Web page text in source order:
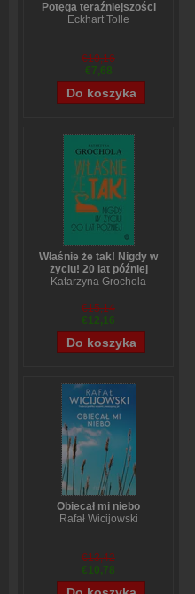
Potęga teraźniejszości
Eckhart Tolle
€10,16
€7,68
Właśnie że tak! Nigdy w
życiu! 20 lat później
Katarzyna Grochola
€15,14
€12,16
Obiecał mi niebo
Rafał Wicijowski
€13,42
€10,78